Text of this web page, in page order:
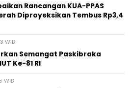
Rancangan KUA-PPAS
Diproyeksikan Tembus Rp3,4
WIB
Semangat Paskibraka
Ke-81 RI
WIB